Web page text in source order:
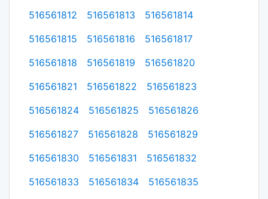
516561812
516561813
516561814
516561815
516561816
516561817
516561818
516561819
516561820
516561821
516561822
516561823
516561824
516561825
516561826
516561827
516561828
516561829
516561830
516561831
516561832
516561833
516561834
516561835